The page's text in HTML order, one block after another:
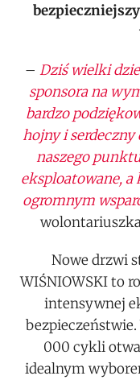
– Dziś wielki
sponsora na
bardzo
hojny i
naszego
eksploatowane, a
ogromnym
Nowe drzwi
WIŚNIOWSKI to
intensywnej
000 cykli
idealnym